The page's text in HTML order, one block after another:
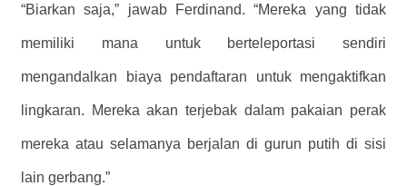
“Biarkan saja,” jawab Ferdinand. “Mereka yang tidak
memiliki mana untuk berteleportasi sendiri
mengandalkan biaya pendaftaran untuk mengaktifkan
lingkaran. Mereka akan terjebak dalam pakaian perak
mereka atau selamanya berjalan di gurun putih di sisi
lain gerbang.”